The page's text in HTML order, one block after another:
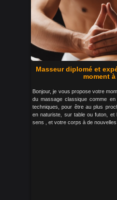
Masseur diplomé et
moment
Bonjour, je vous propose votre
du massage classique comme
techniques, pour être au plus
en naturiste, sur table ou futon, et
sens , et votre corps à de nouvelles